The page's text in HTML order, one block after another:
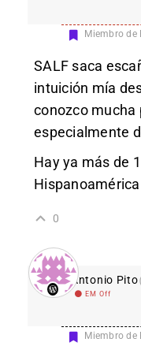
Miembro de
SALF saca
intuición mía
conozco mucha
especialmente
Hay ya más de
0
Antonio Pito
EM Off
Miembro de